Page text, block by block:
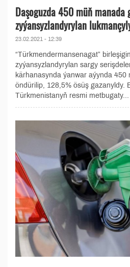
Daşoguzda 450 müň manada
zyýansyzlandyrylan
23.02.2021 - 12:39
“Türkmendermansenagat”
zyýansyzlandyrylan sargy
kärhanasynda ýanwar aýynda 450
öndürilip, 128,5% ösüş gazanyldy.
Türkmenistanyň resmi metbugaty...